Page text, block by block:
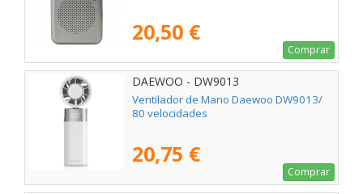
20,50 €
Comprar
DAEWOO - DW9013
Ventilador de Mano Daewoo DW9013/
80 velocidades
20,75 €
Comprar